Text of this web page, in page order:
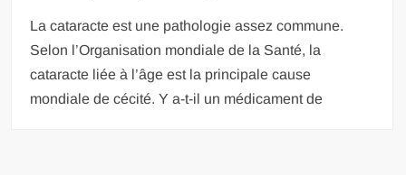
La cataracte est une pathologie assez commune.
Selon l’Organisation mondiale de la Santé, la
cataracte liée à l’âge est la principale cause
mondiale de cécité. Y a-t-il un médicament de